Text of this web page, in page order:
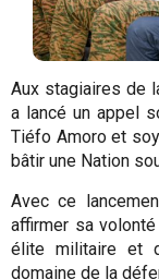
Aux stagiaires de
a lancé un appel
Tiéfo Amoro et
bâtir une Nation
Avec ce
affirmer sa
élite militaire et
domaine de la